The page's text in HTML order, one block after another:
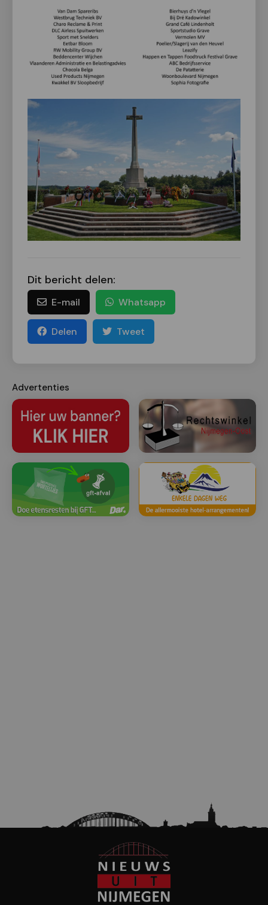
Dit bericht delen:
E-mail Whatsapp
Delen Tweet
Advertenties